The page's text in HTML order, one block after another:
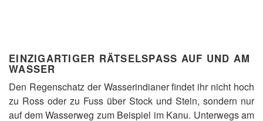
EINZIGARTIGER RÄTSELSPASS AUF UND AM
WASSER
Den Regenschatz der Wasserindianer findet ihr nicht hoch
zu Ross oder zu Fuss über Stock und Stein, sondern nur
auf dem Wasserweg zum Beispiel im Kanu. Unterwegs am